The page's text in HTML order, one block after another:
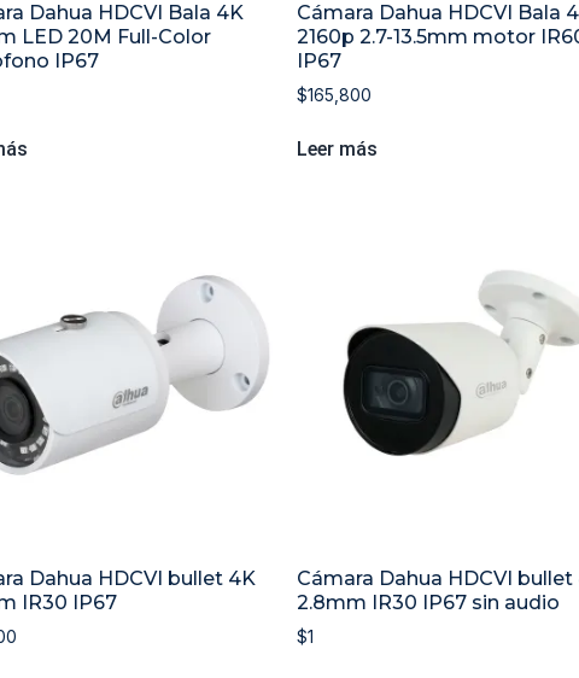
Dahua HDCVI Bala 4K
LED 20M Full-Color
IP67
Cámara Dahua HDCVI Bala
2160p 2.7-13.5mm motor
IP67
$165,800
Leer más
Dahua HDCVI bullet 4K
IR30 IP67
Cámara Dahua HDCVI bullet
2.8mm IR30 IP67 sin audio
$1